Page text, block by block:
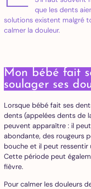
que les dents
solutions existent malgré
calmer la douleur.
Mon bébé fait
soulager ses
Lorsque bébé fait ses
dents (appelées dents de
peuvent apparaître : il
abondante, des rougeurs
bouche et il peut ressentir
Cette période peut
fièvre.
Pour calmer les douleurs